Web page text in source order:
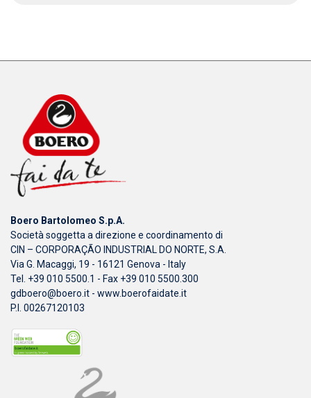
Boero Bartolomeo S.p.A.
Società soggetta a direzione e coordinamento di
CIN – CORPORAÇÃO INDUSTRIAL DO NORTE, S.A.
Via G. Macaggi, 19 - 16121 Genova - Italy
Tel. +39 010 5500.1 - Fax +39 010 5500.300
gdboero@boero.it - www.boerofaidate.it
P.I. 00267120103